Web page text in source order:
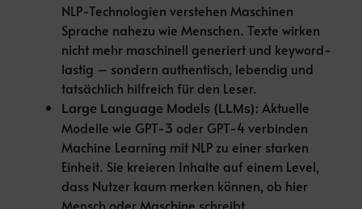
NLP-Technologien verstehen Maschinen
Sprache nahezu wie Menschen. Texte wirken
nicht mehr maschinell generiert und keyword-
lastig – sondern authentisch, lebendig und
tatsächlich hilfreich für den Leser.
Large Language Models (LLMs): Aktuelle
Modelle wie GPT-3 oder GPT-4 verbinden
Machine Learning mit NLP zu einer starken
Einheit. Sie kreieren Inhalte auf einem Level,
dass Nutzer kaum merken können, ob hier
Mensch oder Maschine schreibt.